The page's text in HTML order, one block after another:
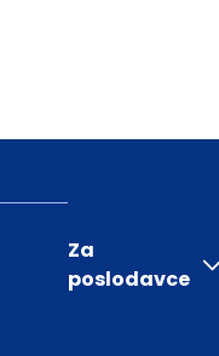
Za
poslodavce